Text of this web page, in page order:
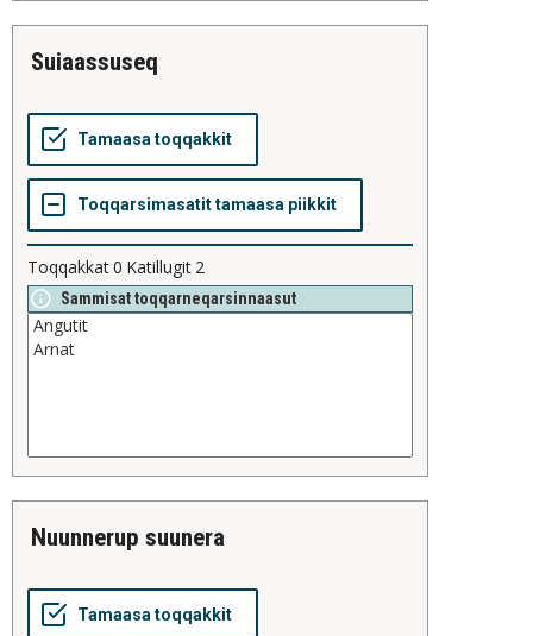
suiaassuseq
Toqqakkat0 Katillugit 2
Sammisat toqqarneqarsinnaasut
nuunnerup suunera